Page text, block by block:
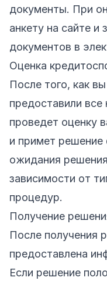
документы. При
анкету на сайте и
документов в
Оценка
После того, как
предоставили
проведет оценку
и примет
ожидания
зависимости от
процедур.
Получение
После получения
предоставлена
Если решение